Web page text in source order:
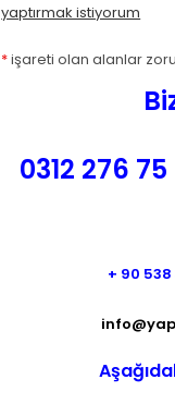
yaptırmak istiyorum
*işareti olan alanlar
0312 276
+ 90 538